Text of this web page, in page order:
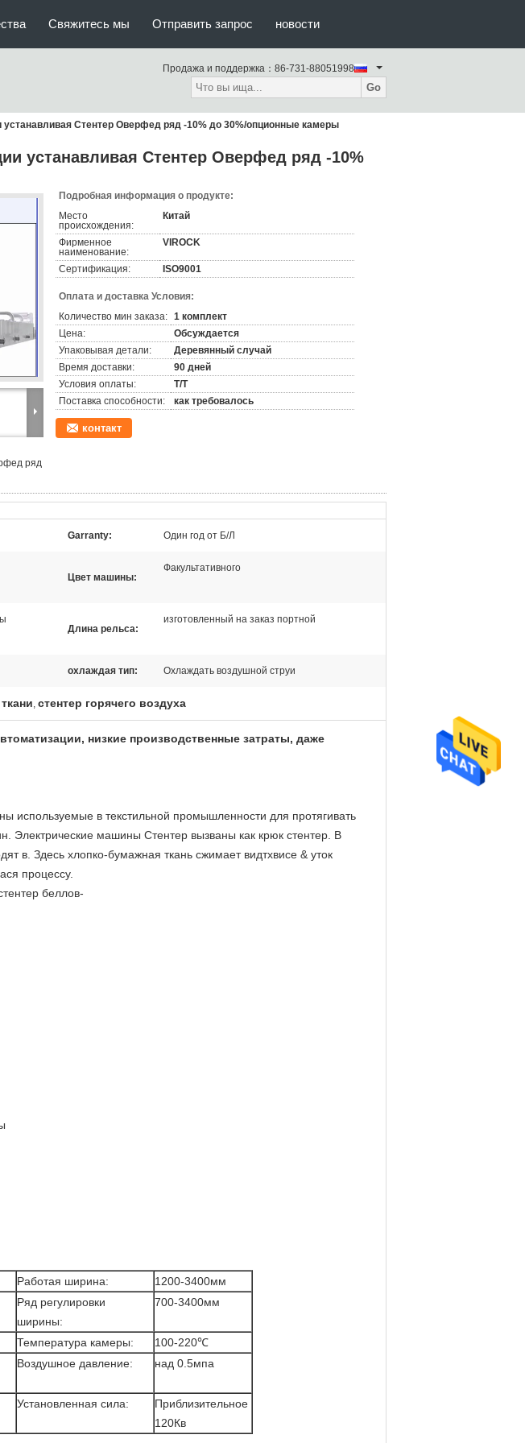
Свяжитесь мы Отправить запрос новости
Продажа и поддержка： 86-731-88051998
Go
устанавливая Стентер Оверфед ряд -10% до 30%/опционные камеры
устанавливая Стентер Оверфед ряд -10%
ряд
Подробная информация о продукте:
Место
происхождения:
Китай
Фирменное
наименование:
VIROCK
Сертификация: ISO9001
Оплата и доставка Условия:
Количество мин заказа: 1 комплект
Цена:
Обсуждается
Упаковывая детали:
Деревянный случай
Время доставки:
90 дней
Условия оплаты:
T/T
Поставка способности:
как требовалось
контакт
Garranty: Один год от Б/Л
Цвет машины:
Факультативного
Длина рельса:
изготовленный на заказ портной
охлаждая тип: Охлаждать воздушной струи
, стентер горячего воздуха
низкие производственные затраты, даже
используемые в текстильной промышленности для протягивать
Электрические машины Стентер вызваны как крюк стентер. В
в. Здесь хлопко-бумажная ткань сжимает видтхвисе & уток
процессу.
беллов-
Работая ширина:
1200-3400мм
Ряд регулировки
ширины:
700-3400мм
Температура камеры:
100-220℃
Воздушное давление: над 0.5мпа
Установленная сила:
Приблизительное
120Кв